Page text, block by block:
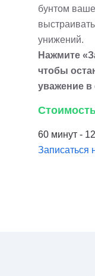
бунтом
унижений.
Нажмите
чтобы
уважение
60 минут -
Записаться